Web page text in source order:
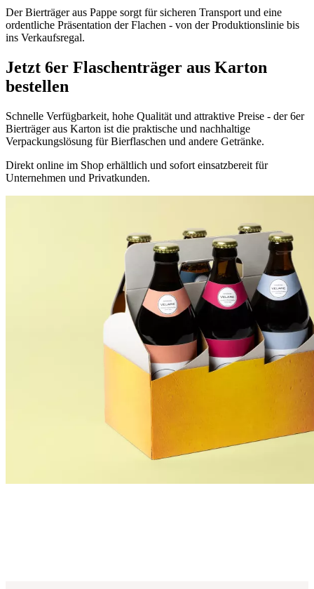
Der Bierträger aus Pappe sorgt für sicheren Transport und eine
ordentliche Präsentation der Flachen - von der Produktionslinie bis
ins Verkaufsregal.
Jetzt 6er Flaschenträger aus Karton
bestellen
Schnelle Verfügbarkeit, hohe Qualität und attraktive Preise - der 6er
Bierträger aus Karton ist die praktische und nachhaltige
Verpackungslösung für Bierflaschen und andere Getränke.
Direkt online im Shop erhältlich und sofort einsatzbereit für
Unternehmen und Privatkunden.